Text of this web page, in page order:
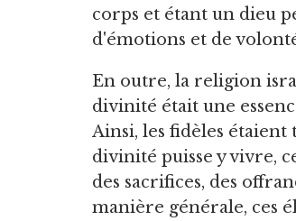
corps et étant un dieu
d'émotions et de
En outre, la religion
divinité était une
Ainsi, les fidèles
divinité puisse y vivre,
des sacrifices, des
manière générale, ces